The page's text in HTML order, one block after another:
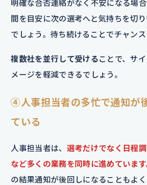
明確な合否連絡がなく不安になる場
間を目安に次の選考へと気持ちを切
でしょう。待ち続けることでチャン
複数社を並行して受ける ことで、サ
メージを軽減できるでしょう。
④人事担当者の多忙で通知が
ている
人事担当者は、 選考だけでなく日程
など多くの業務を同時に進めています
の結果通知が後回しになることもよく